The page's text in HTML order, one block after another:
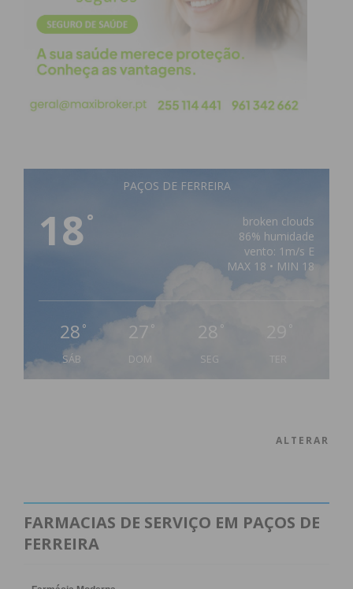
PAÇOS DE FERREIRA
18°
broken clouds
86% humidade
vento: 1m/s E
MAX 18 • MIN 18
28 °
SÁB
27 °
DOM
28 °
SEG
ALTERAR
FARMACIAS DE SERVIÇO EM PAÇOS DE
FERREIRA